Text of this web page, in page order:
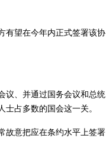
望在今年内正式签署该协
、并通过国务会议和总统
占多数的国会这一关。
意把应在条约水平上签署